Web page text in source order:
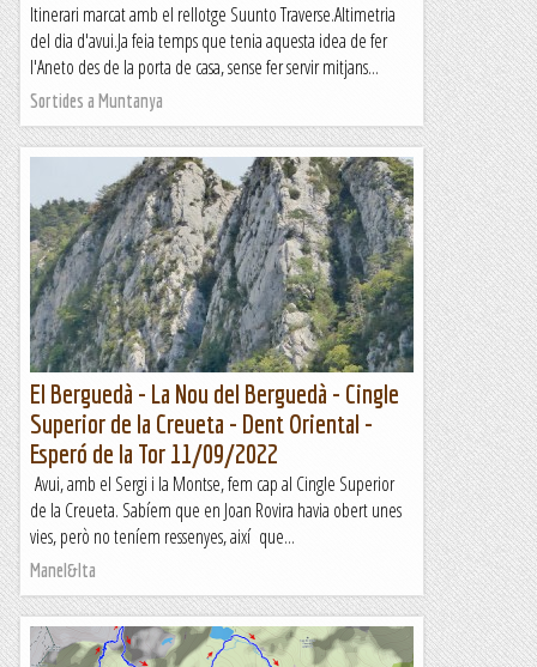
Itinerari marcat amb el rellotge Suunto Traverse.Altimetria
del dia d'avui.Ja feia temps que tenia aquesta idea de fer
l'Aneto des de la porta de casa, sense fer servir mitjans...
Sortides a Muntanya
El Berguedà - La Nou del Berguedà - Cingle
Superior de la Creueta - Dent Oriental -
Esperó de la Tor 11/09/2022
Avui, amb el Sergi i la Montse, fem cap al Cingle Superior
de la Creueta. Sabíem que en Joan Rovira havia obert unes
vies, però no teníem ressenyes, així que...
Manel&Ita